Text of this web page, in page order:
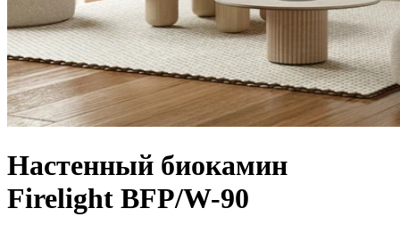
Настенный биокамин
Firelight BFP/W-90